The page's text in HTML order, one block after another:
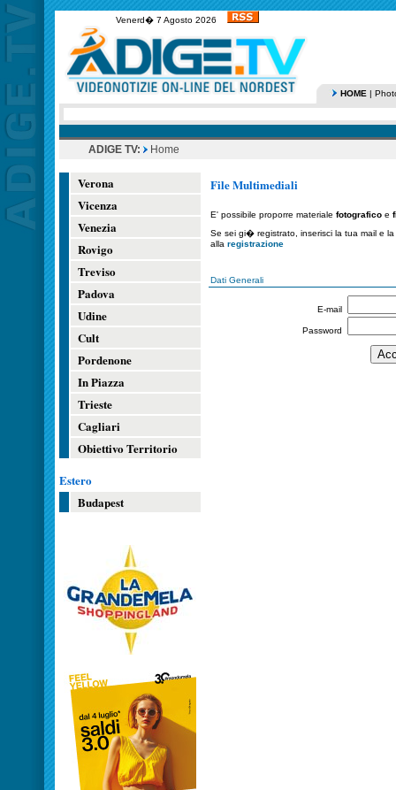
Venerd� 7 Agosto 2026
HOME |
ADIGE TV: Home
Verona
Vicenza
Venezia
Rovigo
Treviso
Padova
Udine
Cult
Pordenone
In Piazza
Trieste
Cagliari
Obiettivo Territorio
Estero
Budapest
File Multimediali
E' possibile proporre materiale fotografico e
Se sei gi� registrato, inserisci la tua mail e
alla registrazione
Dati Generali
E-mail
Password